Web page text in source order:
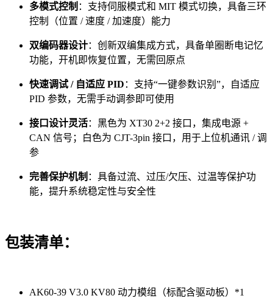
多模式控制 ：支持伺服模式和 MIT 模式切换，具备三环
控制（位置 / 速度 / 加速度）能力
双编码器设计：创新双编集成方式，具备单圈断电记忆
功能，开机即恢复位置，无需回原点
快速调试 / 自适应 PID ：支持“一键参数识别”，自适应
PID 参数，无需手动调参即可使用
接口设计灵活：黑色为 XT30 2+2 接口，集成电源 +
CAN 信号；白色为 CJT-3pin 接口，用于上位机通讯 / 调
参
完善保护机制 ：具备过流、过压/欠压、过温等保护功
能，提升系统稳定性与安全性
包装清单：
AK60-39 V3.0 KV80 动力模组（标配含驱动板）*1